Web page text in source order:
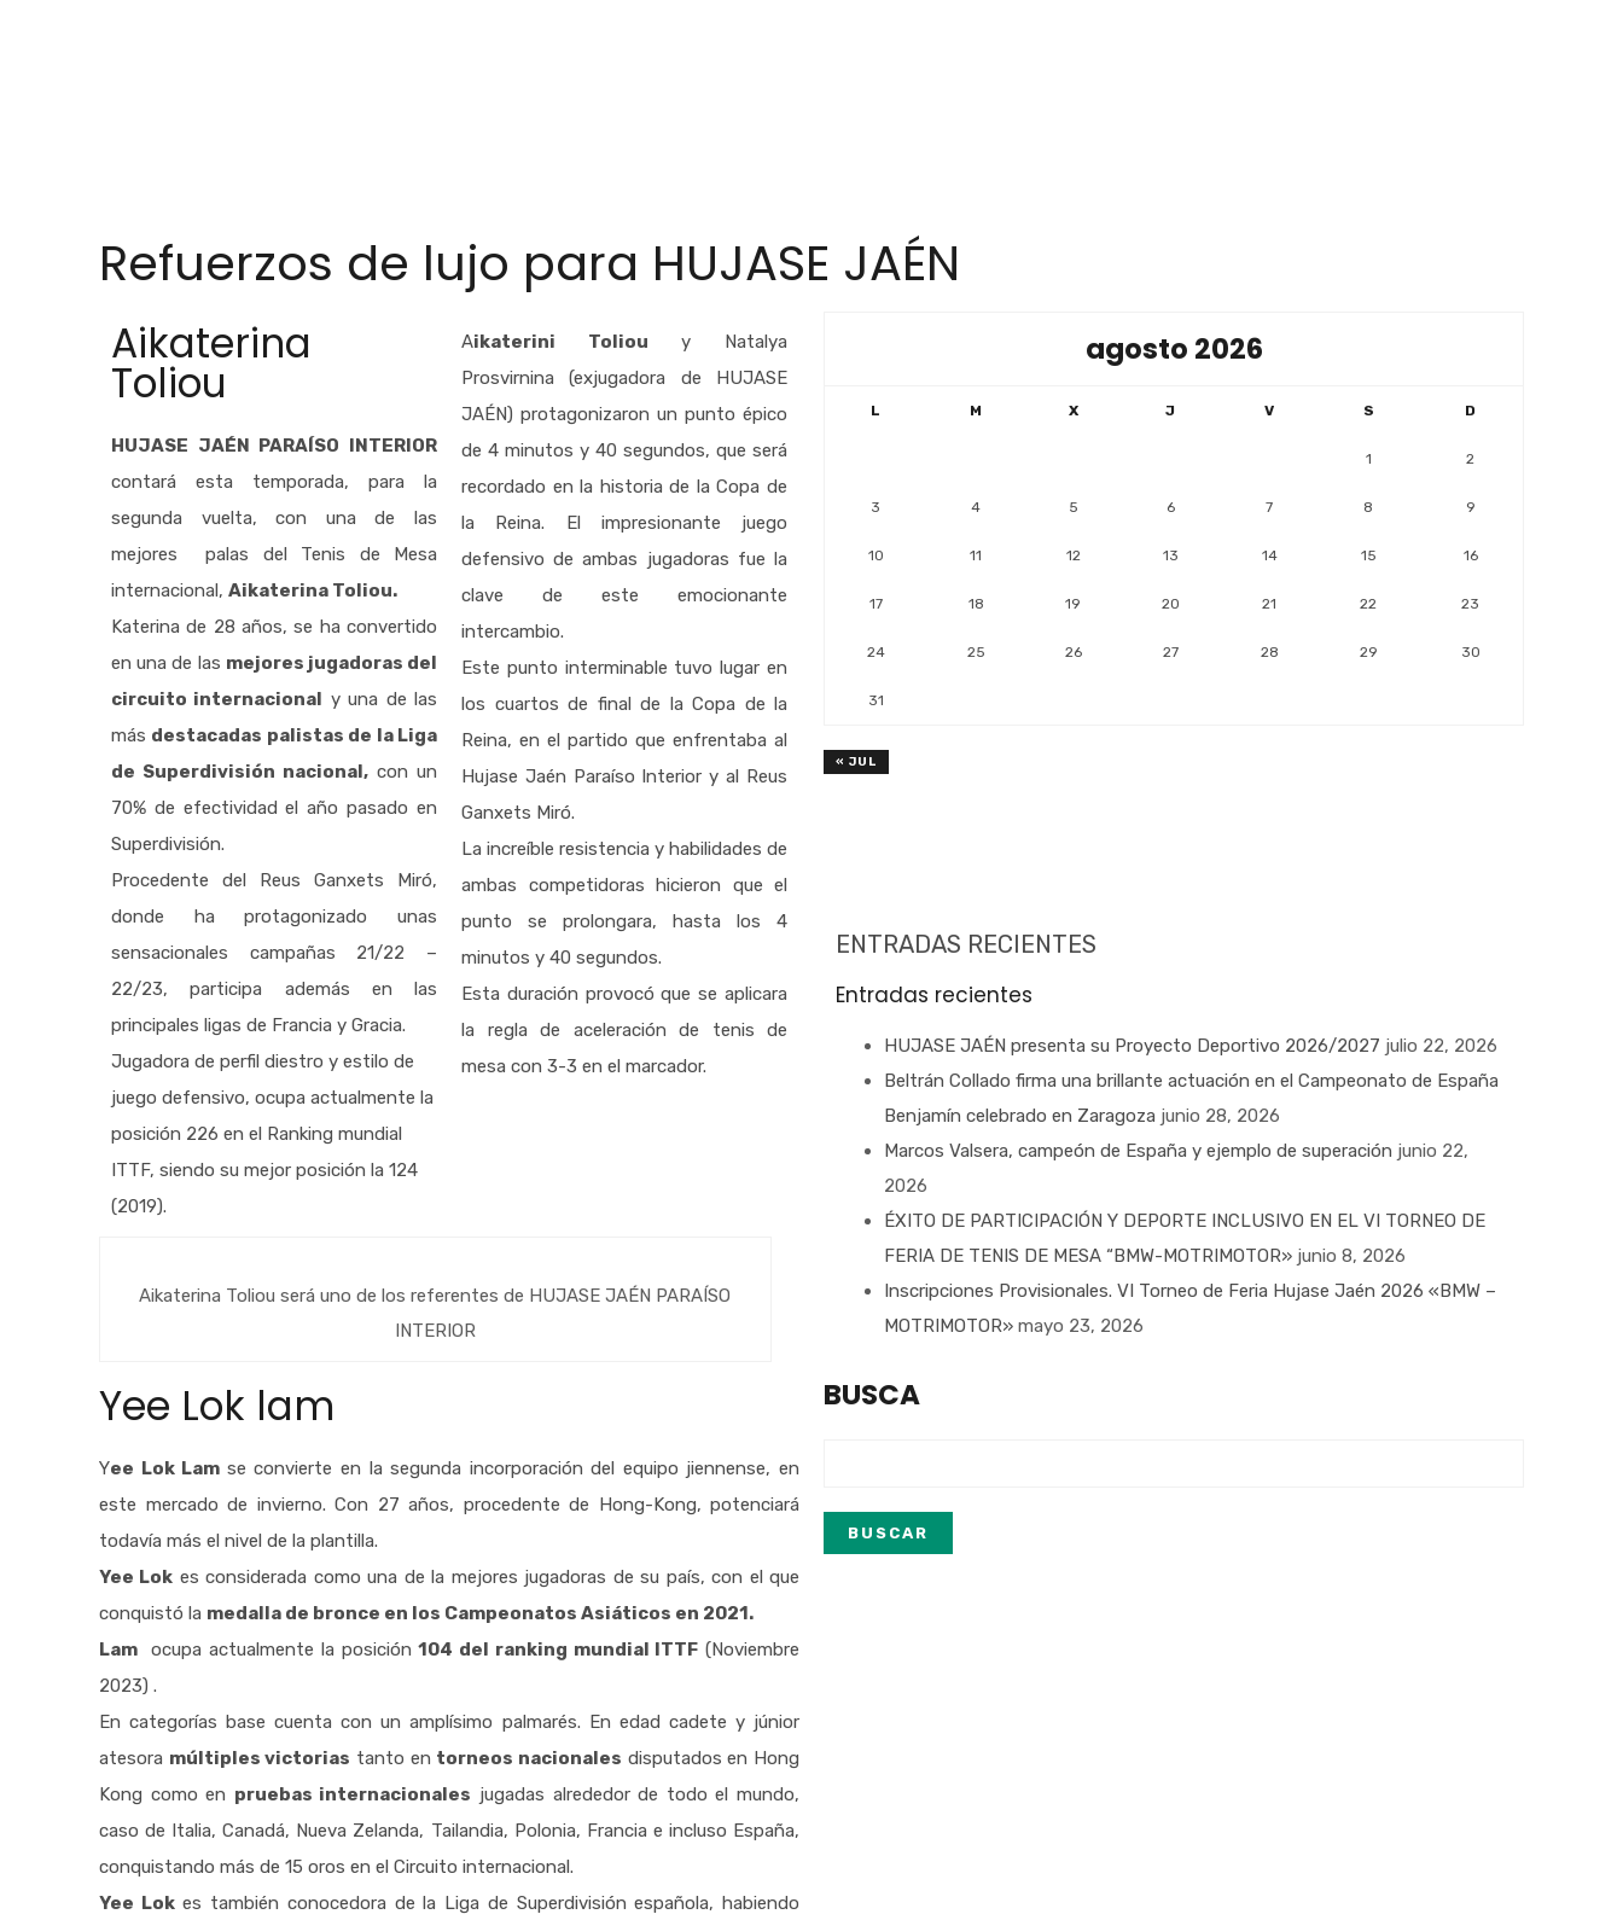
Refuerzos de lujo para HUJASE JAÉN
Aikaterina
Toliou
HUJASE JAÉN PARAÍSO INTERIOR
contará esta temporada, para la
segunda vuelta, con una de las
mejores palas del Tenis de Mesa
internacional, Aikaterina Toliou.
Katerina de 28 años, se ha convertido
en una de las mejores jugadoras del
circuito internacional y una de las
más destacadas palistas de la Liga
de Superdivisión nacional, con un
70% de efectividad el año pasado en
Superdivisión.
Procedente del Reus Ganxets Miró,
donde ha protagonizado unas
sensacionales campañas 21/22 –
22/23, participa además en las
principales ligas de Francia y Gracia.
Jugadora de perfil diestro y estilo de
juego defensivo, ocupa actualmente la
posición 226 en el Ranking mundial
ITTF, siendo su mejor posición la 124
(2019).
Aikaterini Toliou y Natalya
Prosvirnina (exjugadora de HUJASE
JAÉN) protagonizaron un punto épico
de 4 minutos y 40 segundos, que será
recordado en la historia de la Copa de
la Reina. El impresionante juego
defensivo de ambas jugadoras fue la
clave de este emocionante
intercambio.
Este punto interminable tuvo lugar en
los cuartos de final de la Copa de la
Reina, en el partido que enfrentaba al
Hujase Jaén Paraíso Interior y al Reus
Ganxets Miró.
La increíble resistencia y habilidades de
ambas competidoras hicieron que el
punto se prolongara, hasta los 4
minutos y 40 segundos.
Esta duración provocó que se aplicara
la regla de aceleración de tenis de
mesa con 3-3 en el marcador.
Aikaterina Toliou será uno de los referentes de HUJASE JAÉN PARAÍSO
INTERIOR
Yee Lok lam
Yee Lok Lam se convierte en la segunda incorporación del equipo jiennense, en
este mercado de invierno. Con 27 años, procedente de Hong-Kong, potenciará
todavía más el nivel de la plantilla.
Yee Lok es considerada como una de la mejores jugadoras de su país, con el que
conquistó la medalla de bronce en los Campeonatos Asiáticos en 2021.
Lam ocupa actualmente la posición104 del ranking mundial ITTF (Noviembre
2023) .
En categorías base cuenta con un amplísimo palmarés. En edad cadete y júnior
atesora múltiples victorias tanto en torneos nacionales disputados en Hong
Kong como en pruebas internacionales jugadas alrededor de todo el mundo,
caso de Italia, Canadá, Nueva Zelanda, Tailandia, Polonia, Francia e incluso España,
conquistando más de 15 oros en el Circuito internacional.
Yee Lokes también conocedora de la Liga de Superdivisión española, habiendo
agosto 2026
L M X J V S D
1 2
3 4 5 6 7 8 9
10 11 12 13 14 15 16
17 18 19 20 21 22 23
24 25 26 27 28 29 30
31
« JUL
ENTRADAS RECIENTES
Entradas recientes
HUJASE JAÉN presenta su Proyecto Deportivo 2026/2027 julio 22, 2026
Beltrán Collado firma una brillante actuación en el Campeonato de España
Benjamín celebrado en Zaragoza junio 28, 2026
Marcos Valsera, campeón de España y ejemplo de superación junio 22,
2026
ÉXITO DE PARTICIPACIÓN Y DEPORTE INCLUSIVO EN EL VI TORNEO DE
FERIA DE TENIS DE MESA “BMW-MOTRIMOTOR» junio 8, 2026
Inscripciones Provisionales. VI Torneo de Feria Hujase Jaén 2026 «BMW –
MOTRIMOTOR» mayo 23, 2026
BUSCA